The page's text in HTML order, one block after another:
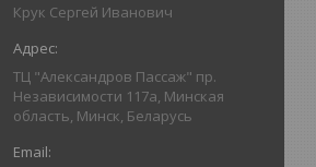
Крук Сергей Иванович
ТЦ "Александров Пассаж" пр.
Независимости 117а, Минская
область, Минск, Беларусь